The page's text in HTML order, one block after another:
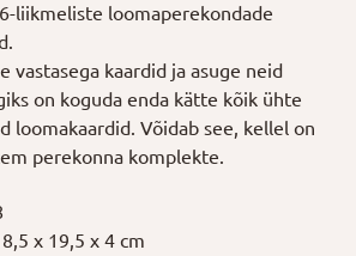
liikmeliste loomaperekondade
vastasega kaardid ja asuge neid
on koguda enda kätte kõik ühte
loomakaardid. Võidab see, kellel on
perekonna komplekte.
x 19,5 x 4 cm